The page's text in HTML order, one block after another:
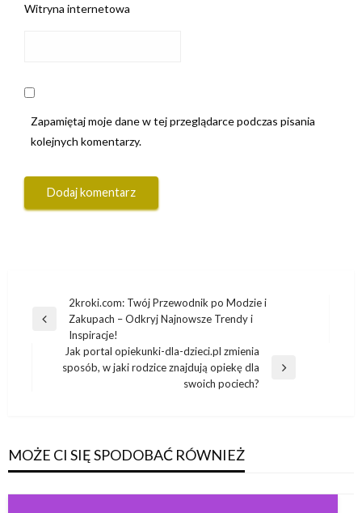
Witryna internetowa
Zapamiętaj moje dane w tej przeglądarce podczas pisania
kolejnych komentarzy.
Nawigacja
wpisu
Poprzedni
2kroki.com: Twój Przewodnik po Modzie i
Zakupach – Odkryj Najnowsze Trendy i
Inspiracje!
Następny
Jak portal opiekunki-dla-dzieci.pl zmienia
sposób, w jaki rodzice znajdują opiekę dla
swoich pociech?
MOŻE CI SIĘ SPODOBAĆ RÓWNIEŻ